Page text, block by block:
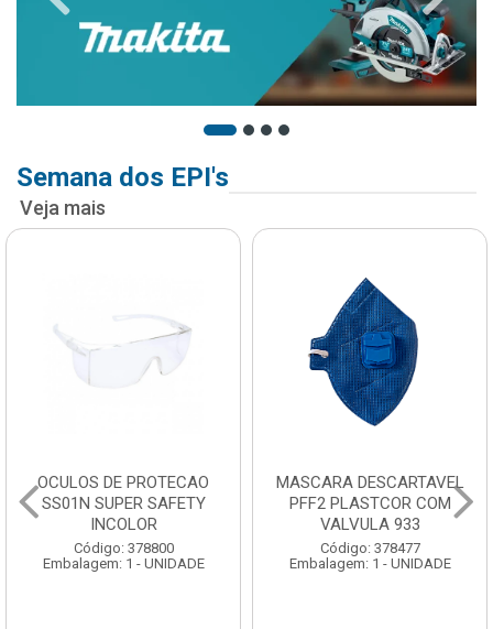
Semana dos EPI's
Veja mais
OCULOS DE PROTECAO
SS01N SUPER SAFETY
INCOLOR
Código: 378800
Embalagem: 1 - UNIDADE
MASCARA DESCARTAVEL
PFF2 PLASTCOR COM
VALVULA 933
Código: 378477
Embalagem: 1 - UNIDADE